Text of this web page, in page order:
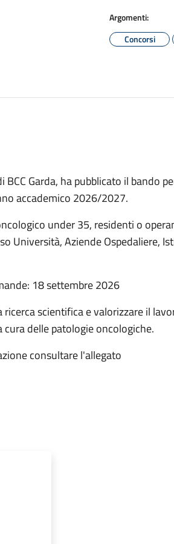
Argomenti:
Concorsi
Garda, ha pubblicato il bando
accademico 2026/2027.
under 35, residenti o
Università, Aziende Ospedaliere,
18 settembre 2026
scientifica e valorizzare il
delle patologie oncologiche.
consultare l'allegato